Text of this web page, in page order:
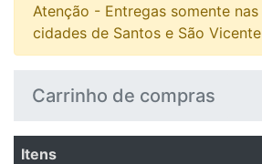
Atenção - Entregas somente nas
cidades de Santos e São Vicente
Carrinho de compras
Itens